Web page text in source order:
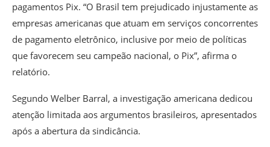
pagamentos Pix. “O Brasil tem prejudicado injustamente as
empresas americanas que atuam em serviços concorrentes
de pagamento eletrônico, inclusive por meio de políticas
que favorecem seu campeão nacional, o Pix”, afirma o
relatório.
Segundo Welber Barral, a investigação americana dedicou
atenção limitada aos argumentos brasileiros, apresentados
após a abertura da sindicância.